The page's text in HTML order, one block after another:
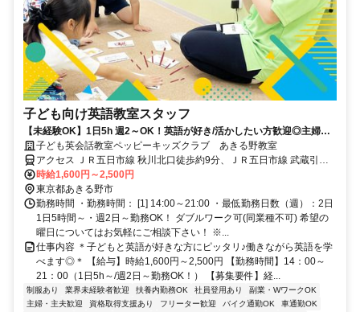
子ども向け英語教室スタッフ
【未経験OK】1日5h 週2～OK！英語が好き/活かしたい方歓迎◎主婦
(夫)/学生も活躍中！
子ども英会話教室ペッピーキッズクラブ あきる野教室
アクセス ＪＲ五日市線 秋川北口徒歩約9分、ＪＲ五日市線 武蔵引田
徒歩約29分、ＪＲ五日市線 東秋留徒歩約30分 JR五日市線「秋川駅」
より徒歩8分 ／近隣教室への勤務も応相談 ※屋内禁煙
時給1,600円～2,500円
東京都あきる野市
勤務時間 ・勤務時間： [1] 14:00～21:00 ・最低勤務日数（週）：2日
1日5時間～・週2日～勤務OK！ ダブルワーク可(同業種不可) 希望の
曜日についてはお気軽にご相談下さい！ ※...
仕事内容 ＊子どもと英語が好きな方にピッタリ♪働きながら英語を学
べます◎＊ 【給与】時給1,600円～2,500円 【勤務時間】14：00～
21：00（1日5h～/週2日～勤務OK！） 【募集要件】経...
制服あり 業界未経験者歓迎 扶養内勤務OK 社員登用あり
副業・WワークOK
主婦・主夫歓迎
資格取得支援あり フリーター歓迎 バイク通勤OK
車通勤OK